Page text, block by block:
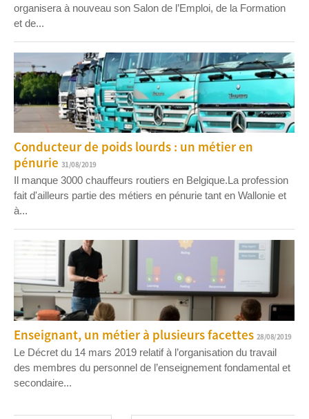
organisera à nouveau son Salon de l’Emploi, de la Formation
et de...
Conducteur de poids lourds : un métier en
pénurie 31/08/2019
Il manque 3000 chauffeurs routiers en Belgique.La profession
fait d'ailleurs partie des métiers en pénurie tant en Wallonie et
à...
Enseignant, un métier à plusieurs facettes 28/08/2019
Le Décret du 14 mars 2019 relatif à l’organisation du travail
des membres du personnel de l’enseignement fondamental et
secondaire...